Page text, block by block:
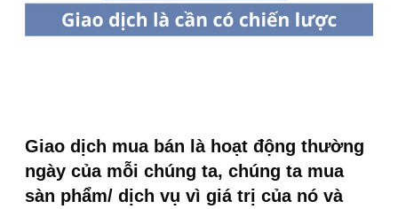
Giao dịch mua bán là hoạt động thường
ngày của mỗi chúng ta, chúng ta mua
sàn phẩm/ dịch vụ vì giá trị của nó và